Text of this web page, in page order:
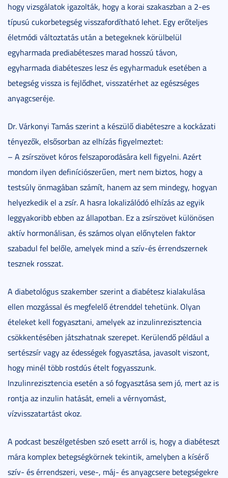
hogy vizsgálatok igazolták, hogy a korai szakaszban a 2-es
típusú cukorbetegség visszafordítható lehet. Egy erőteljes
életmódi változtatás után a betegeknek körülbelül
egyharmada prediabéteszes marad hosszú távon,
egyharmada diabéteszes lesz és egyharmaduk esetében a
betegség vissza is fejlődhet, visszatérhet az egészséges
anyagcseréje.
Dr. Várkonyi Tamás szerint a készülő diabéteszre a kockázati
tényezők, elsősorban az elhízás figyelmeztet:
– A zsírszövet kóros felszaporodására kell figyelni. Azért
mondom ilyen definíciószerűen, mert nem biztos, hogy a
testsúly önmagában számít, hanem az sem mindegy, hogyan
helyezkedik el a zsír. A hasra lokalizálódó elhízás az egyik
leggyakoribb ebben az állapotban. Ez a zsírszövet különösen
aktív hormonálisan, és számos olyan előnytelen faktor
szabadul fel belőle, amelyek mind a szív-és érrendszernek
tesznek rosszat.
A diabetológus szakember szerint a diabétesz kialakulása
ellen mozgással és megfelelő étrenddel tehetünk. Olyan
ételeket kell fogyasztani, amelyek az inzulinrezisztencia
csökkentésében játszhatnak szerepet. Kerülendő például a
sertészsír vagy az édességek fogyasztása, javasolt viszont,
hogy minél több rostdús ételt fogyasszunk.
Inzulinrezisztencia esetén a só fogyasztása sem jó, mert az is
rontja az inzulin hatását, emeli a vérnyomást,
vízvisszatartást okoz.
A podcast beszélgetésben szó esett arról is, hogy a diabéteszt
mára komplex betegségkörnek tekintik, amelyben a kísérő
szív- és érrendszeri, vese-, máj- és anyagcsere betegségekre